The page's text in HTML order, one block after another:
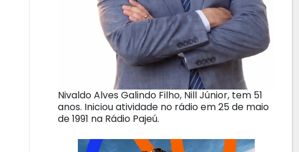
Nivaldo Alves Galindo Filho, Nill Júnior, tem 51
anos. Iniciou atividade no rádio em 25 de maio
de 1991 na Rádio Pajeú.